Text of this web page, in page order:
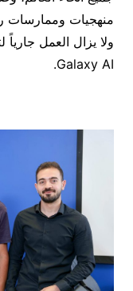
منهجيات وممارسات
ولا يزال العمل جارياً
Galaxy AI.